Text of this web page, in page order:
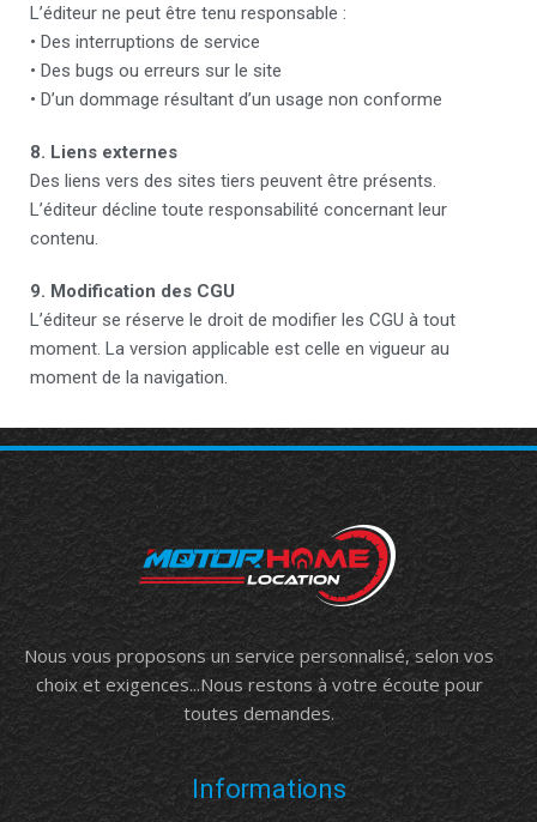
L’éditeur ne peut être tenu responsable :
• Des interruptions de service
• Des bugs ou erreurs sur le site
• D’un dommage résultant d’un usage non conforme
8. Liens externes
Des liens vers des sites tiers peuvent être présents.
L’éditeur décline toute responsabilité concernant leur
contenu.
9. Modification des CGU
L’éditeur se réserve le droit de modifier les CGU à tout
moment. La version applicable est celle en vigueur au
moment de la navigation.
Nous vous proposons un service personnalisé, selon vos
choix et exigences...Nous restons à votre écoute pour
toutes demandes.
Informations